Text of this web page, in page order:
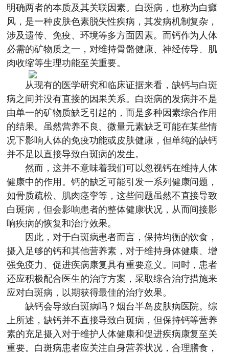
明确两者的本质及其关联因素。白斑病，也称为白癜
风，是一种皮肤色素脱失性疾病，其发病机制复杂，
涉及遗传、免疫、环境等多方面因素。而钙作为人体
必需的矿物质之一，对维持骨骼健康、神经传导、肌
肉收缩等生理功能至关重要。
从现有的医学研究和临床证据来看，缺钙与白斑
病之间并没有直接的因果关系。白斑病的发病并不是
由单一的矿物质缺乏引起的，而是多种因素综合作用
的结果。虽然营养不良、微量元素缺乏可能在某些情
况下影响人体的免疫功能或皮肤健康，但单纯的缺钙
并不足以直接导致白斑病的发生。
然而，这并不意味着我们可以忽视钙在维持人体
健康中的作用。钙的缺乏可能引发一系列健康问题，
如骨质疏松、肌肉痉挛等，这些问题虽然不直接导致
白斑病，但会影响患者的整体健康状况，从而间接影
响疾病的恢复和治疗效果。
因此，对于白斑病患者而言，保持均衡的饮食，
摄入足够的钙和其他营养素，对于维持身体健康、增
强免疫力、促进疾病康复具有重要意义。同时，患者
还应积极配合医生的治疗方案，采取综合治疗措施来
应对白斑病，以期获得最佳的治疗效果。
缺钙会导致白斑病吗？烟台半岛皮肤病医院。综
上所述，缺钙并不直接导致白斑病，但保持钙等营养
素的充足摄入对于维护人体健康和促进疾病康复至关
重要。白斑病患者应关注自身营养状况，合理膳食，